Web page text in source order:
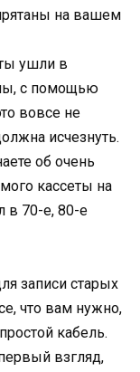
на вашем
ушли в
с помощью
вовсе не
исчезнуть.
об очень
кассеты на
в 70-е, 80-е
записи старых
что вам нужно,
кабель.
взгляд,